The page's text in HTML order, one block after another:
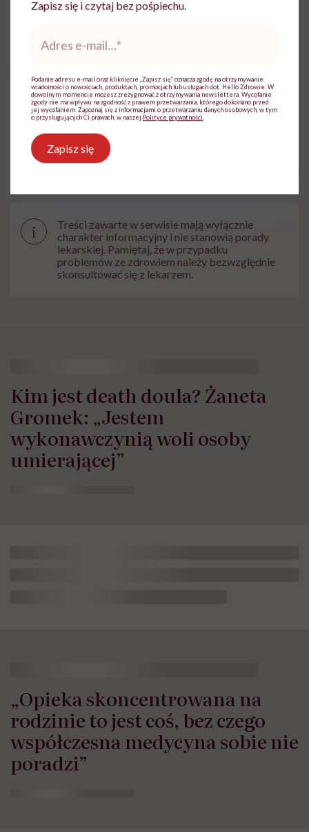
Powiązane tematy:
Ból Medycyna
i
Treści zawarte w serwisie mają wyłącznie
charakter informacyjny i nie stanowią porady
lekarskiej. Pamiętaj, że w przypadku
problemów ze zdrowiem należy bezwzględnie
skonsultować się z lekarzem.
Kim jest death doula? Żaneta
Gromek: „Jestem
wykonawczynią woli osoby
umierającej”
„Opieka skoncentrowana na
rodzinie to jest coś, bez czego
współczesna medycyna sobie nie
poradzi”
Zapisz się i czytaj bez pośpiechu.
*
Podanie adresu e-mail oraz kliknięcie „Zapisz się” oznacza zgodę na otrzymywanie
wiadomości o nowościach, produktach, promocjach lub usługach dot. Hello Zdrowie. W
dowolnym momencie możesz zrezygnować z otrzymywania newslettera. Wycofanie
zgody nie ma wpływu na zgodność z prawem przetwarzania, którego dokonano przed
jej wycofaniem. Zapoznaj się z informacjami o przetwarzaniu danych osobowych, w tym
o przysługujących Ci prawach, w naszej Polityce prywatności
Zapisz się